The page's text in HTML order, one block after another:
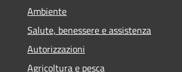
Ambiente
Salute, benessere e assistenza
Autorizzazioni
Agricoltura e pesca